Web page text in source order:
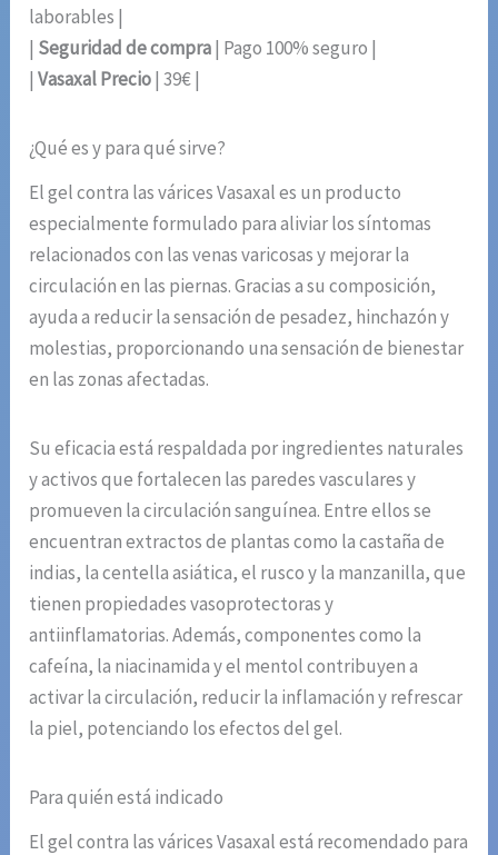
laborables |
| Seguridad de compra| Pago 100% seguro |
|Vasaxal Precio| 39€ |
¿Qué es y para qué sirve?
El gel contra las várices Vasaxal es un producto
especialmente formulado para aliviar los síntomas
relacionados con las venas varicosas y mejorar la
circulación en las piernas. Gracias a su composición,
ayuda a reducir la sensación de pesadez, hinchazón y
molestias, proporcionando una sensación de bienestar
en las zonas afectadas.
Su eficacia está respaldada por ingredientes naturales
y activos que fortalecen las paredes vasculares y
promueven la circulación sanguínea. Entre ellos se
encuentran extractos de plantas como la castaña de
indias, la centella asiática, el rusco y la manzanilla, que
tienen propiedades vasoprotectoras y
antiinflamatorias. Además, componentes como la
cafeína, la niacinamida y el mentol contribuyen a
activar la circulación, reducir la inflamación y refrescar
la piel, potenciando los efectos del gel.
Para quién está indicado
El gel contra las várices Vasaxal está recomendado para